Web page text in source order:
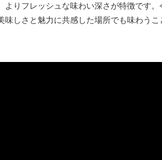
よりフレッシュな味わい深さが特徴です。
味しさと魅力に共感した場所でも味わうこ